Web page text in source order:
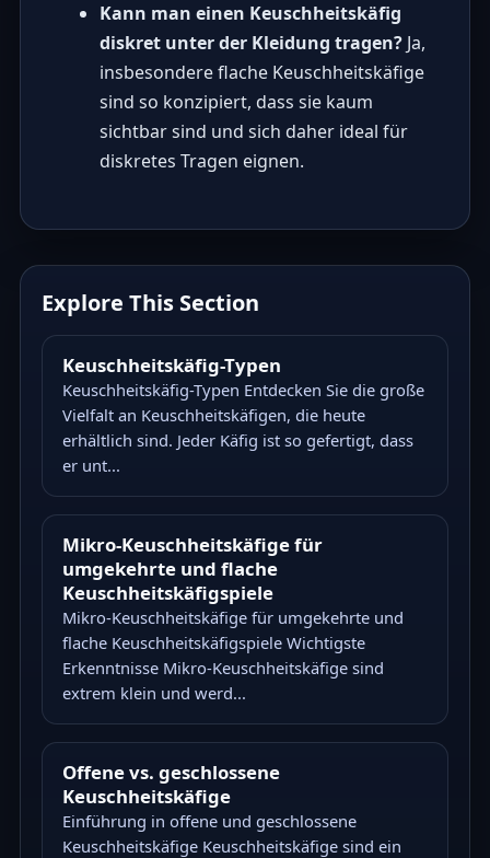
Kann man einen Keuschheitskäfig
diskret unter der Kleidung tragen?Ja,
insbesondere flache Keuschheitskäfige
sind so konzipiert, dass sie kaum
sichtbar sind und sich daher ideal für
diskretes Tragen eignen.
Explore This Section
Keuschheitskäfig-Typen
Keuschheitskäfig-Typen Entdecken Sie die große
Vielfalt an Keuschheitskäfigen, die heute
erhältlich sind. Jeder Käfig ist so gefertigt, dass
er unt...
Mikro-Keuschheitskäfige für
umgekehrte und flache
Keuschheitskäfigspiele
Mikro-Keuschheitskäfige für umgekehrte und
flache Keuschheitskäfigspiele Wichtigste
Erkenntnisse Mikro-Keuschheitskäfige sind
extrem klein und werd...
Offene vs. geschlossene
Keuschheitskäfige
Einführung in offene und geschlossene
Keuschheitskäfige Keuschheitskäfige sind ein